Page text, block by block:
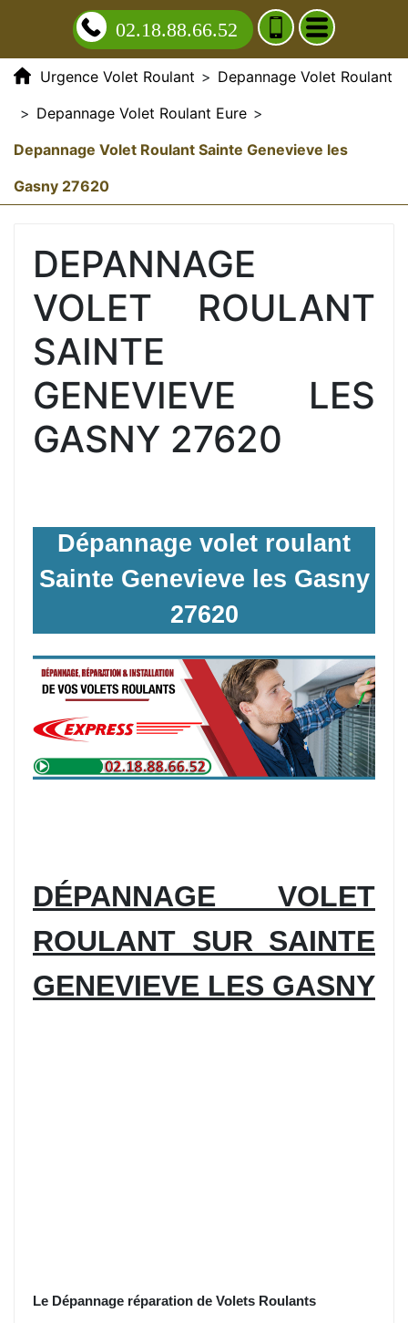
02.18.88.66.52
Urgence Volet Roulant > Depannage Volet Roulant
> Depannage Volet Roulant Eure >
Depannage Volet Roulant Sainte Genevieve les
Gasny 27620
DEPANNAGE
VOLET ROULANT
SAINTE
GENEVIEVE LES
GASNY 27620
Dépannage volet roulant
Sainte Genevieve les Gasny
27620
DÉPANNAGE VOLET
ROULANT SUR SAINTE
GENEVIEVE LES GASNY
Le Dépannage réparation de Volets Roulants